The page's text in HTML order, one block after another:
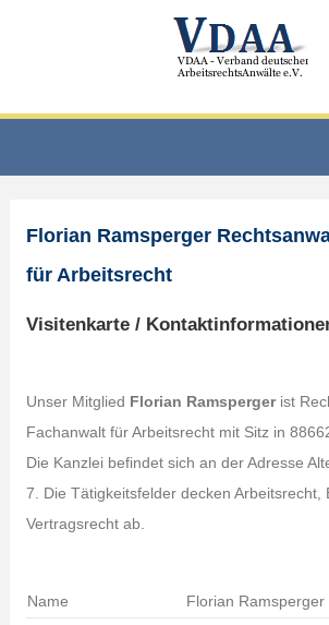
Florian Ramsperger
für Arbeitsrecht
Visitenkarte /
Unser Mitglied Florian Ramsperger ist
Fachanwalt für Arbeitsrecht mit Sitz in
Die Kanzlei befindet sich an der Adresse
7. Die Tätigkeitsfelder decken Arbeitsrecht,
Vertragsrecht ab.
Name
Florian Ramsperger